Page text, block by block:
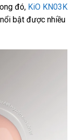
đó, KiO KN03K
nổi bật được nhiều